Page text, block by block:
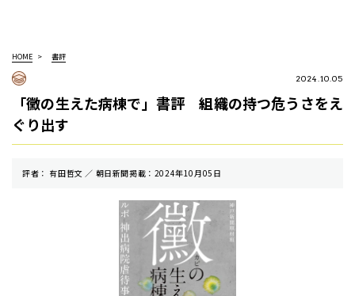
HOME 書評
2024.10.05
「黴の生えた病棟で」書評 組織の持つ危うさをえ
ぐり出す
評者： 有田哲文 ／ 朝⽇新聞掲載：2024年10月05日